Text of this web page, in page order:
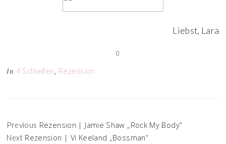
Liebst, Lara
0
In 4 Schleifen, Rezension
Previous Rezension | Jamie Shaw „Rock My Body“
Next Rezension | Vi Keeland „Bossman“